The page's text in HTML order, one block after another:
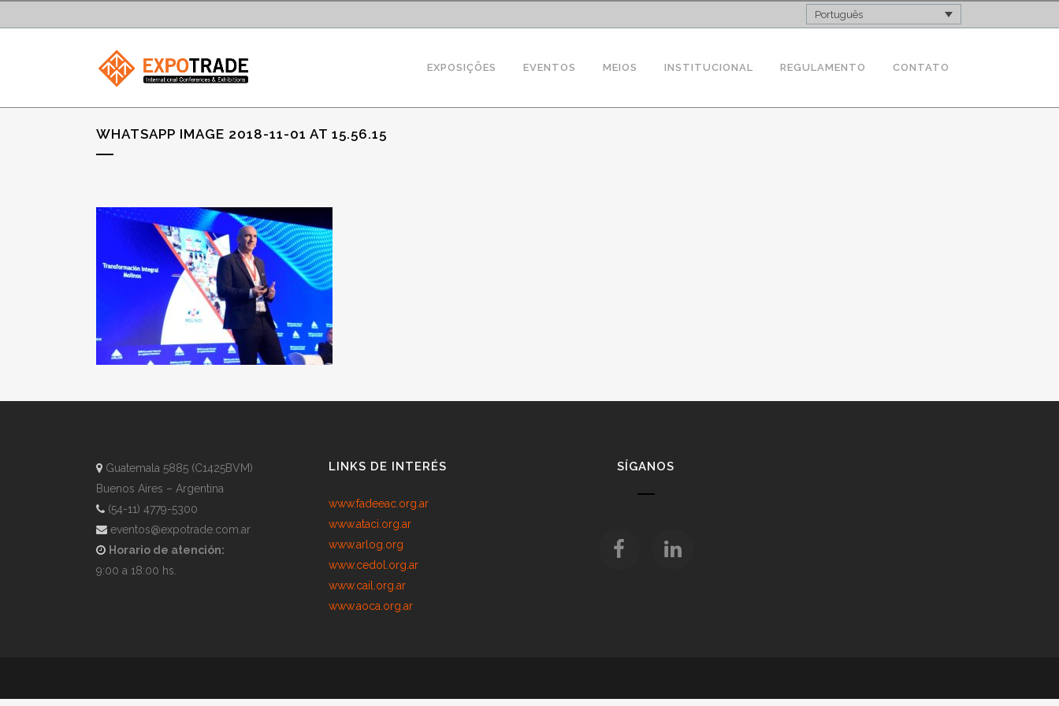
Português
EXPOSIÇÕES EVENTOS MEIOS INSTITUCIONAL REGULAMENTO CONTATO
WHATSAPP IMAGE 2018-11-01 AT 15.56.15
Guatemala 5885 (C1425BVM)
Buenos Aires – Argentina
(54-11) 4779-5300
eventos@expotrade.com.ar
Horario de atención:
9:00 a 18:00 hs.
LINKS DE INTERÉS
www.fadeeac.org.ar
www.ataci.org.ar
www.arlog.org
www.cedol.org.ar
www.cail.org.ar
www.aoca.org.ar
SÍGANOS